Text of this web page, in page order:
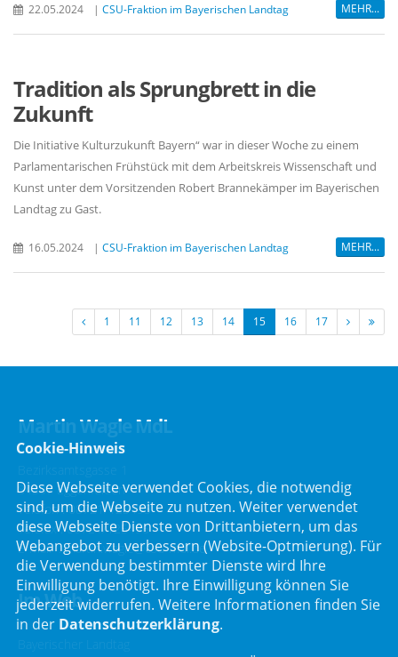
22.05.2024 | CSU-Fraktion im Bayerischen Landtag MEHR...
Tradition als Sprungbrett in die
Zukunft
Die Initiative Kulturzukunft Bayern“ war in dieser Woche zu einem
Parlamentarischen Frühstück mit dem Arbeitskreis Wissenschaft und
Kunst unter dem Vorsitzenden Robert Brannekämper im Bayerischen
Landtag zu Gast.
16.05.2024 | CSU-Fraktion im Bayerischen Landtag MEHR...
1 11 12 13 14 15 16 17
Martin Wagle MdL
84307 Eggenfelden
Telefon :08721/125495
Telefax : 08721/125496
E-Mail :martin.wagle@csu-mdl.de
Im Web
Cookie-Hinweis
Diese Webseite verwendet Cookies, die notwendig
sind, um die Webseite zu nutzen. Weiter verwendet
diese Webseite Dienste von Drittanbietern, um das
Webangebot zu verbessern (Website-Optmierung). Für
die Verwendung bestimmter Dienste wird Ihre
Einwilligung benötigt. Ihre Einwilligung können Sie
jederzeit widerrufen. Weitere Informationen finden Sie
in der Datenschutzerklärung.